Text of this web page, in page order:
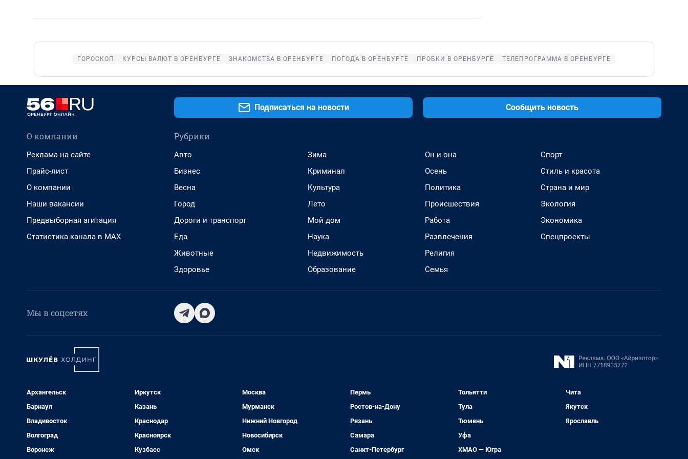
ГОРОСКОП КУРСЫ ВАЛЮТ В ОРЕНБУРГЕ ЗНАКОМСТВА В ОРЕНБУРГЕ ПОГОДА В ОРЕНБУРГЕ ПРОБКИ В ОРЕНБУРГЕ ТЕЛЕПРОГРАММА В ОРЕНБУРГЕ
Подписаться на новости Сообщить новость
О компании
Реклама на сайте
Прайс-лист
О компании
Наши вакансии
Предвыборная агитация
Статистика канала в MAX
Рубрики
Авто
Бизнес
Весна
Город
Дороги и транспорт
Еда
Животные
Здоровье
Зима
Криминал
Культура
Лето
Мой дом
Наука
Недвижимость
Образование
Он и она
Осень
Политика
Происшествия
Работа
Развлечения
Религия
Семья
Спорт
Стиль и красота
Страна и мир
Экология
Экономика
Спецпроекты
Мы в соцсетях
Архангельск
Барнаул
Владивосток
Волгоград
Воронеж
Иркутск
Казань
Краснодар
Красноярск
Кузбасс
Москва
Мурманск
Нижний Новгород
Новосибирск
Омск
Пермь
Ростов-на-Дону
Рязань
Самара
Санкт-Петербург
Тольятти
Тула
Тюмень
Уфа
ХМАО — Югра
Чита
Якутск
Ярославль